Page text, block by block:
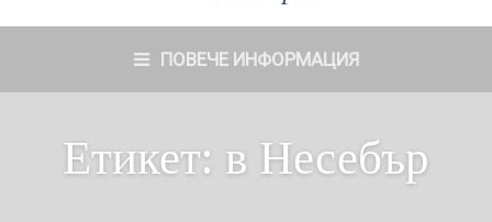
ПОВЕЧЕ ИНФОРМАЦИЯ
Етикет: в Несебър